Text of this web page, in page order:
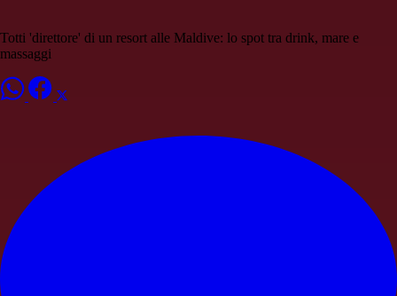
Totti 'direttore' di un resort alle Maldive: lo spot tra drink, mare e
massaggi